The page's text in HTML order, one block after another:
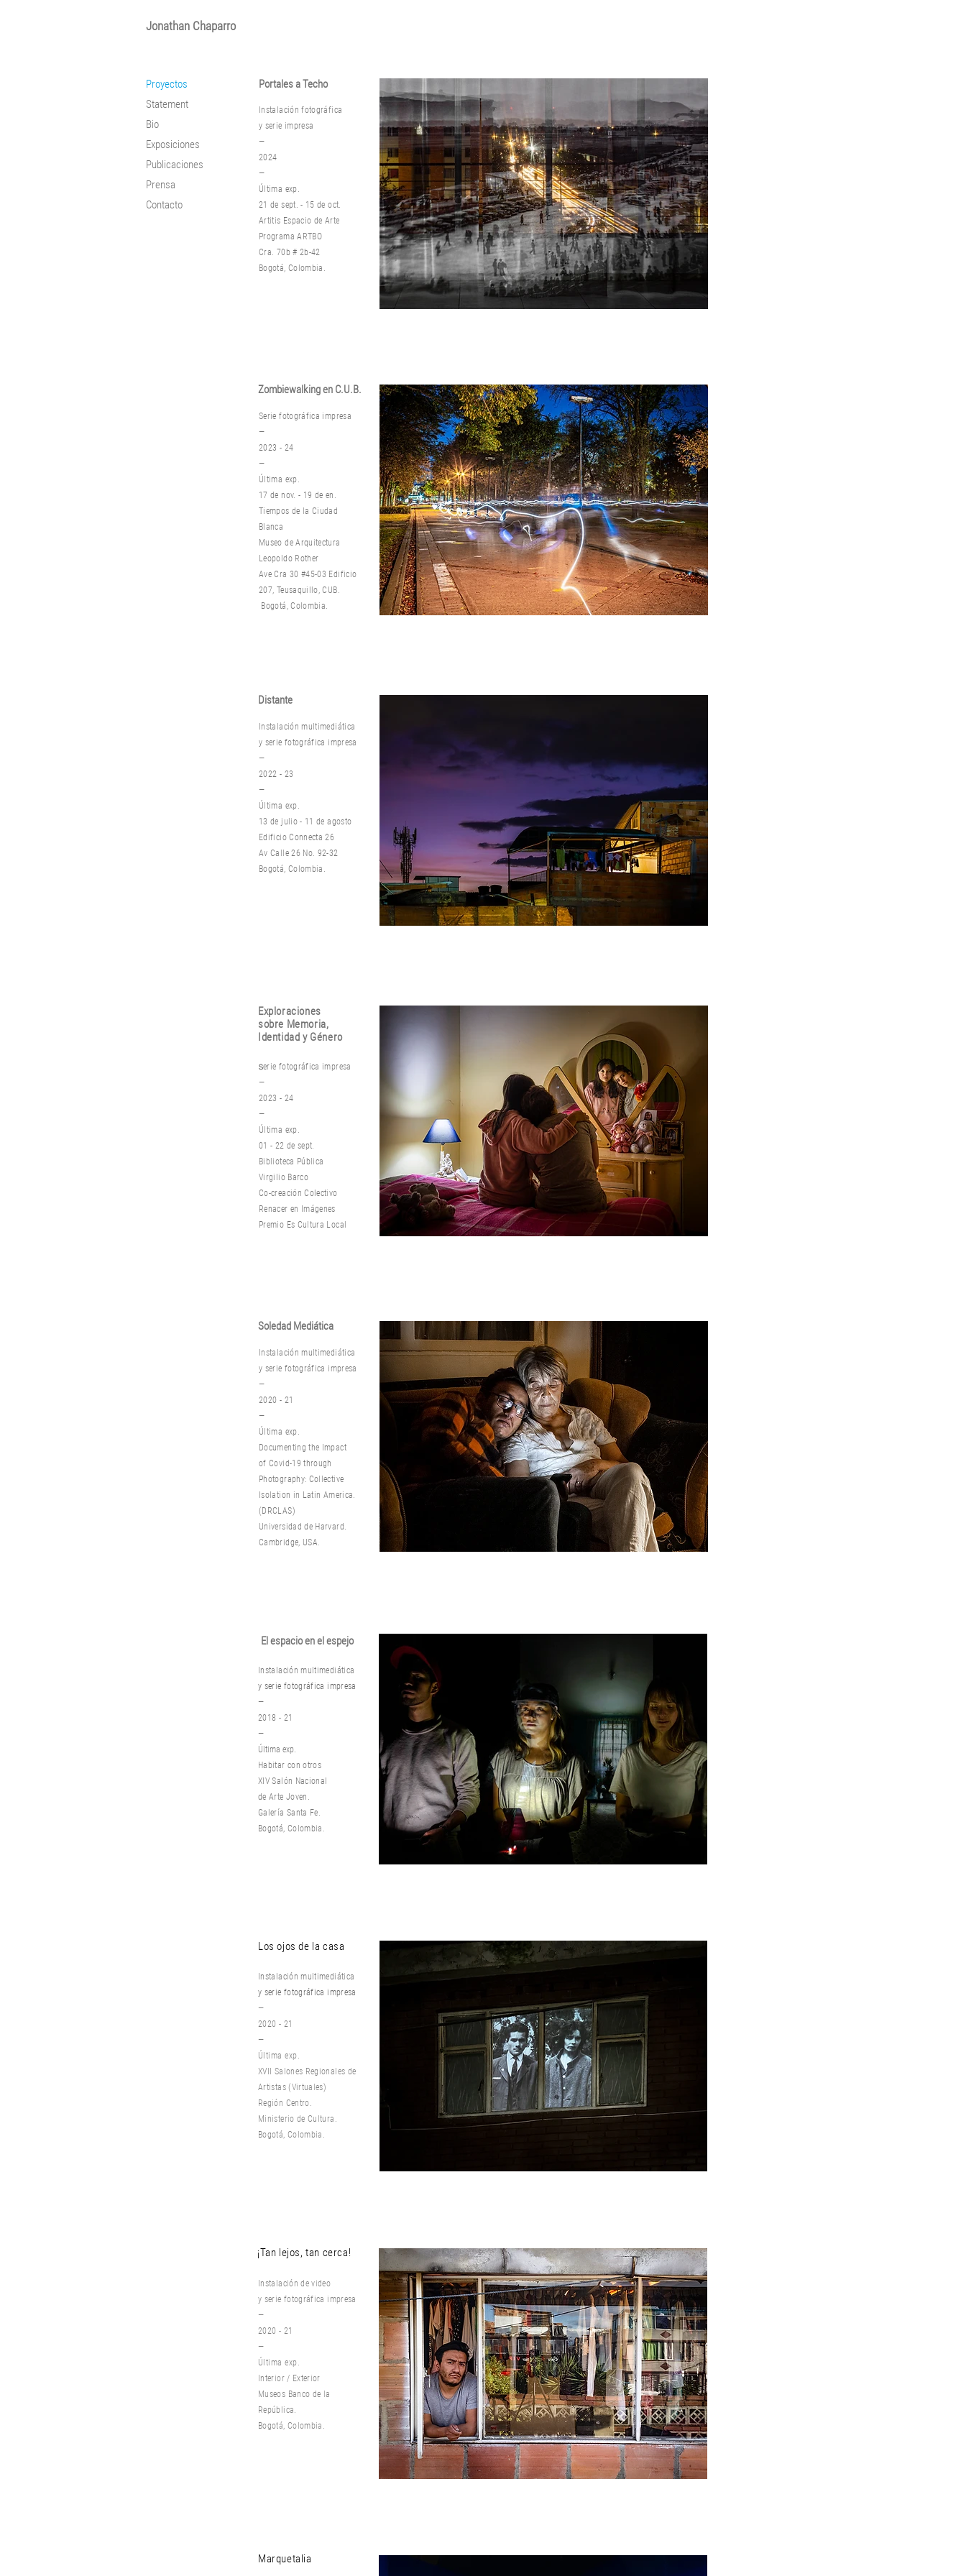
Proyectos
Statement
Bio
Exposiciones
Publicaciones
Prensa
Contacto
Jonathan Chaparro
Portales a Techo
Instalación fotográfica
y serie impresa
—
2024
—
Última exp.
21 de sept. - 15 de oct.
Artitis Espacio de Arte
Programa ARTBO
Cra. 70b # 2b-42
Bogotá, Colombia.
Zombiewalking en C.U.B.
Serie fotográfica impresa
—
2023 - 24
—
Última exp.
17 de nov. - 19 de en.
Tiempos de la Ciudad
Blanca
Museo de Arquitectura
Leopoldo Rother
Ave Cra 30 #45-03 Edificio
207, Teusaquillo, CUB.
Bogotá, Colombia.
Distante
Instalación multimediática
y serie fotográfica impresa
—
2022 - 23
—
Última exp.
13 de julio - 11 de agosto
Edificio Connecta 26
Av Calle 26 No. 92-32 ​​
Bogotá, Colombia .
Exploraciones
sobre Memoria,
Identidad y Género
Serie fotográfica impresa
—
2023 - 24
—
Última exp.
01 - 22 de sept.
Biblioteca Pública
Virgilio Barco
Co-creación Colectivo
Renacer en Imágenes
Premio Es Cultura Local
Soledad Mediática
Instalación multimediática
y serie fotográfica impresa
—
2020 - 21
—
Última exp.
Documenting the Impact
of Covid-19 through
Photography: Collective
Isolation in Latin America.
(DRCLAS)
Universidadde Harvard.
Cambridge, USA.
El espacio en el espejo
Instalación multimediática
y serie fotográfica impresa
—
2018 - 21
—
Última exp.
Habitar con otros
XIV Salón Nacional
de Arte Joven.
Galería Santa Fe.
Bogotá, Colombia.
Los ojos de la casa
Instalación multimediática
y serie fotográfica impresa
—
2020 - 21
—
Última exp.
XVII Salones Regionales de
Artistas (Virtuales)
Región Centro.
Ministerio de Cultura.
Bogotá, Colombia.
¡Tan lejos, tan cerca!
Instalación de video
y serie fotográfica impresa
—
2020 - 21
—
Última exp.
Interior / Exterior
Museos Banco de la
República.
Bogotá, Colombia.
Marquetalia